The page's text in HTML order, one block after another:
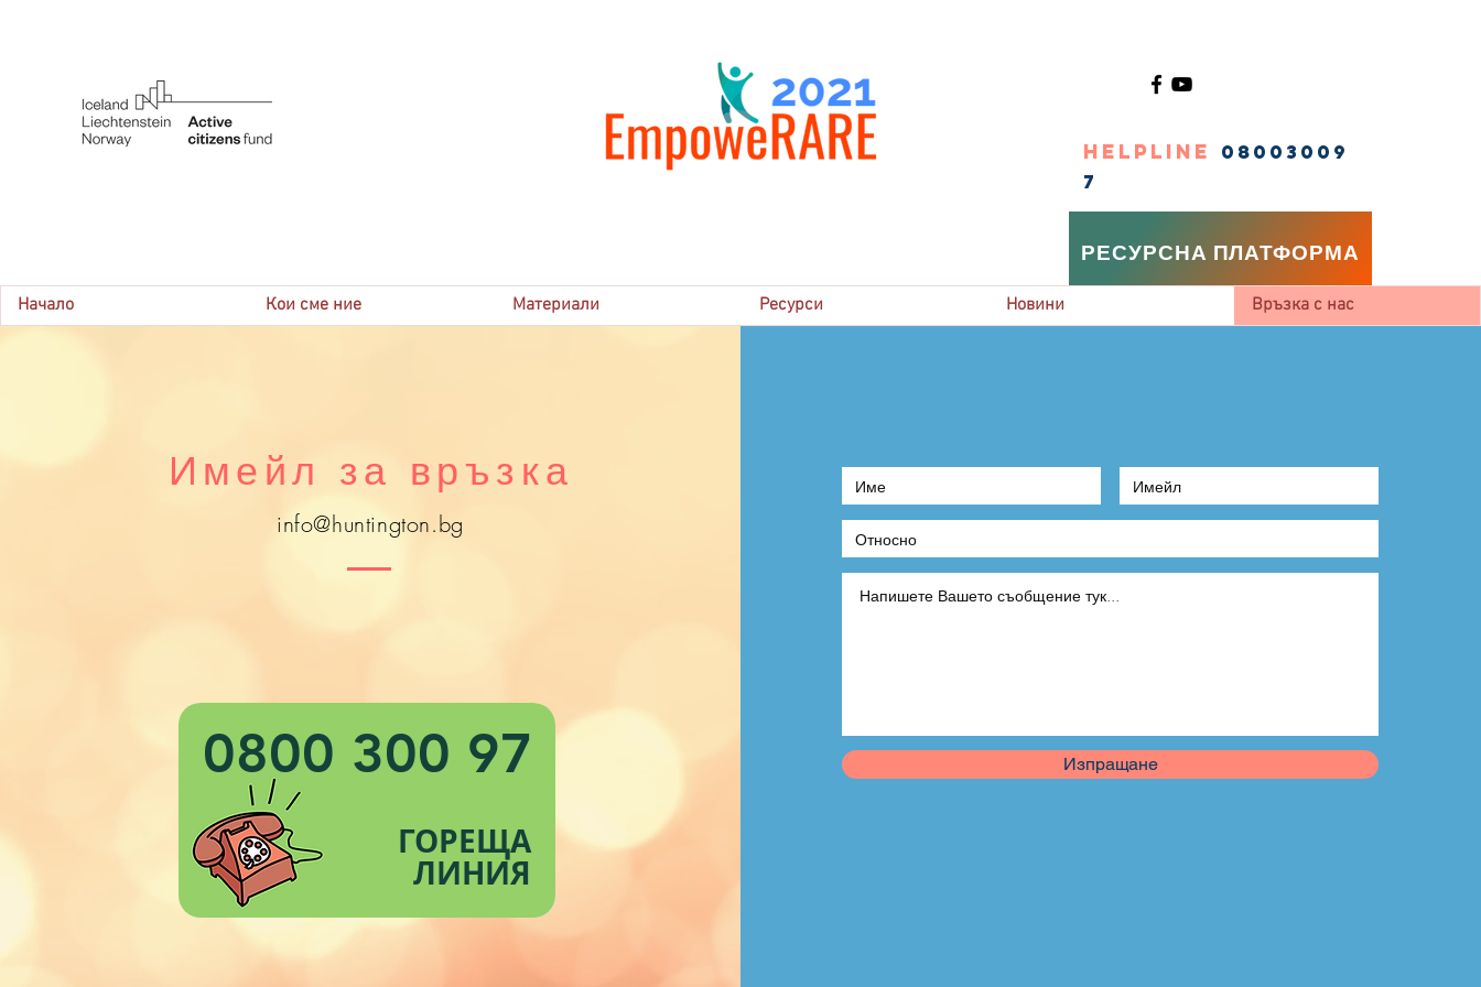
HELPLINE
08003009
7
РЕСУРСНА ПЛАТФОРМА
Имейл за връзка
info@huntington.bg
ГОРЕЩА
ЛИНИЯ
0800 300 97 Изпращане
Начало Кои сме ние Материали Ресурси Новини Връзка с нас